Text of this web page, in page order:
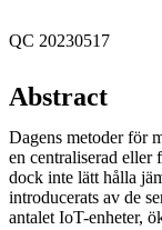
QC 20230517
Abstract
Dagens metoder för
en centraliserad eller
dock inte lätt hålla
introducerats av de
antalet IoT-enheter,